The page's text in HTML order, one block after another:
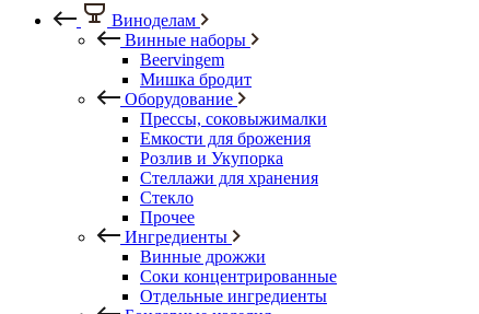
Виноделам
Винные наборы
Beervingem
Мишка бродит
Оборудование
Прессы, соковыжималки
Емкости для брожения
Розлив и Укупорка
Стеллажи для хранения
Стекло
Прочее
Ингредиенты
Винные дрожжи
Соки концентрированные
Отдельные ингредиенты